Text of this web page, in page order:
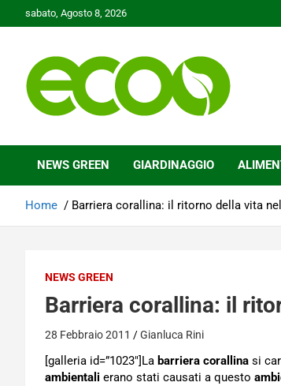
to
sabato, Agosto 8, 2026
Ecoo.it
NEWS GREEN GIARDINAGGIO
Home Barriera corallina: il ritorno della vita
NEWS GREEN
Barriera corallina: il
28 Febbraio 2011 Gianluca Rini
[galleria id=”1023″]La barriera corallina si
ambientali erano stati causati a questo